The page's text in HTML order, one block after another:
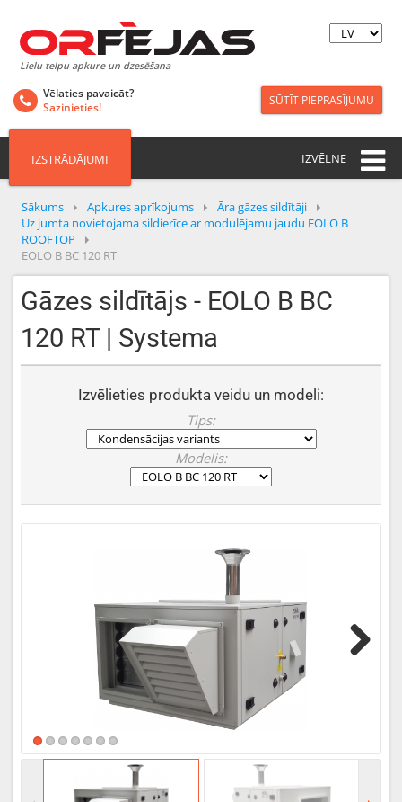
Lielu telpu apkure un dzesēšana
Vēlaties pavaicāt?
Sazinieties!
SŪTĪT PIEPRASĪJUMU
IZSTRĀDĀJUMI IZVĒLNE
Sākums Apkures aprīkojums
Āra gāzes sildītāji
Uz jumta novietojama sildierīce ar modulējamu jaudu EOLO B
ROOFTOP
EOLO B BC 120 RT
Gāzes sildītājs - EOLO B BC
120 RT | Systema
Izvēlieties produkta veidu un modeli:
Tips:
Modelis: